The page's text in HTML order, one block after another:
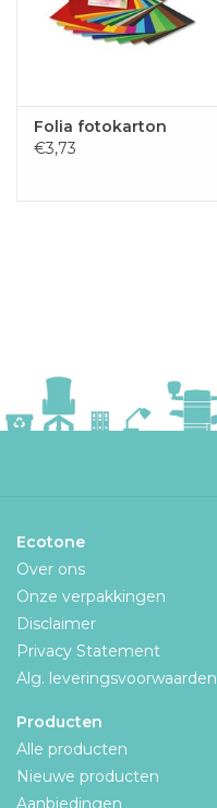
Folia fotokarton
€3,73
Ecotone
Over ons
Onze verpakkingen
Disclaimer
Privacy Statement
Alg. leveringsvoorwaarden
Producten
Alle producten
Nieuwe producten
Aanbiedingen